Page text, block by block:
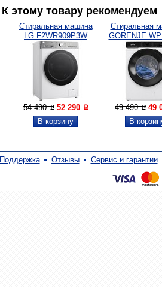
К этому товару рекомендуем
Стиральная машина
LG F2WR909P3W
54 490P 52 290 P
Стиральная
GORENJE
49 490P 49
Поддержка Отзывы Сервис и гарантии